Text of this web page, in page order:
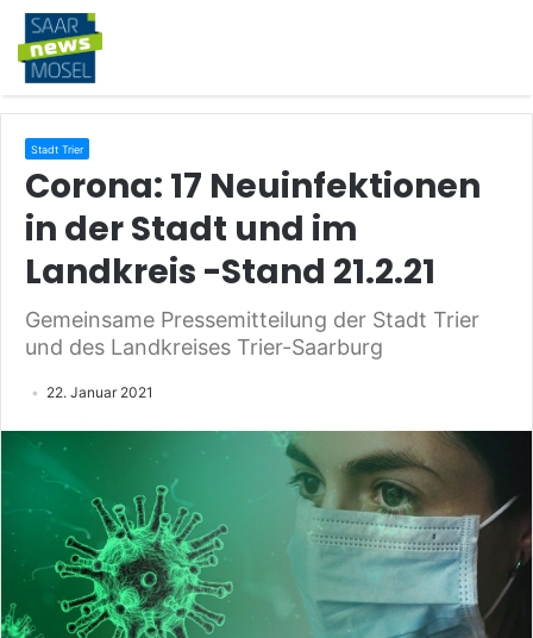
Stadt Trier
Corona: 17 Neuinfektionen
in der Stadt und im
Landkreis -Stand 21.2.21
Gemeinsame Pressemitteilung der Stadt Trier
und des Landkreises Trier-Saarburg
22. Januar 2021